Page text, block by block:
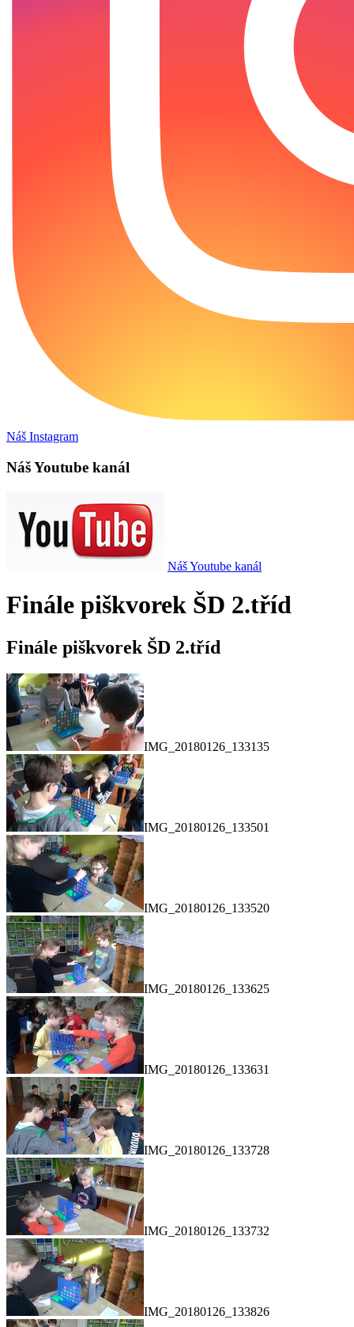
Náš Instagram
Náš Youtube kanál
Náš Youtube kanál
Finále piškvorek ŠD 2.tříd
Finále piškvorek ŠD 2.tříd
IMG_20180126_133135
IMG_20180126_133501
IMG_20180126_133520
IMG_20180126_133625
IMG_20180126_133631
IMG_20180126_133728
IMG_20180126_133732
IMG_20180126_133826